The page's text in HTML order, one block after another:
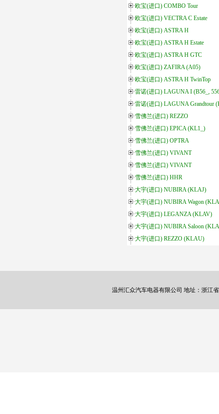
欧宝(进口) COMBO Tour
欧宝(进口) VECTRA C Estate
欧宝(进口) ASTRA H
欧宝(进口) ASTRA H Estate
欧宝(进口) ASTRA H GTC
欧宝(进口) ZAFIRA (A05)
欧宝(进口) ASTRA H TwinTop
雷诺(进口) LAGUNA I (B56_,
雷诺(进口) LAGUNA Grandtour
雪佛兰(进口) REZZO
雪佛兰(进口) EPICA (KL1_)
雪佛兰(进口) OPTRA
雪佛兰(进口) VIVANT
雪佛兰(进口) VIVANT
雪佛兰(进口) HHR
大宇(进口) NUBIRA (KLAJ)
大宇(进口) NUBIRA Wagon
大宇(进口) LEGANZA (KLAV)
大宇(进口) NUBIRA Saloon
大宇(进口) REZZO (KLAU)
温州汇众汽车电器有限公司 地址：浙江省